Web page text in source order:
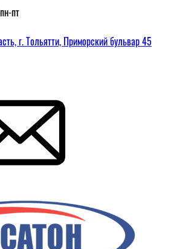
пт
г. Тольятти, Приморский бульвар 45